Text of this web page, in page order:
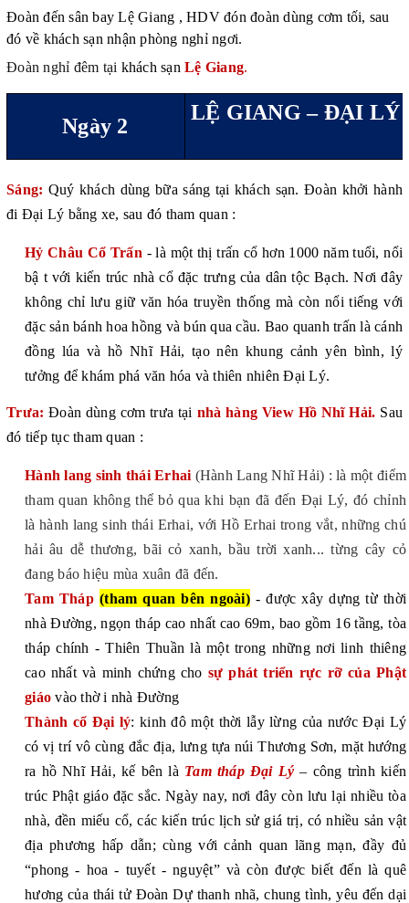
Đoàn đến sân bayLệ Giang , HDV đón đoàndùng cơm tối, sau
đó về khách sạn nhận phòng nghỉ ngơi.
Đoàn nghỉ đêm tại khách sạn Lệ Giang.
Ngày 2
LỆ GIANG –ĐẠI LÝ
Sáng: Quý khách dùng bữa sáng tại khách sạn. Đoàn khởi hành
đi Đại Lý bằng xe, sau đó tham quan :
Hỷ Châu Cổ Trấn - là một thị trấn cổ hơn 1000 năm tuổi, nổi
bậ t với kiến trúc nhà cổ đặc trưng của dân tộc Bạch. Nơi đây
không chỉ lưu giữ văn hóa truyền thống mà còn nổi tiếng với
đặc sản bánh hoa hồng và bún qua cầu. Bao quanh trấn là cánh
đồng lúa và hồ Nhĩ Hải, tạo nên khung cảnh yên bình, lý
tưởng để khám phá văn hóa và thiên nhiên Đại Lý.
Trưa: Đoàn dùng cơm trưa tại nhà hàng View Hồ Nhĩ Hải. Sau
đó tiếp tục tham quan :
Hành lang sinh thái Erhai (Hành Lang Nhĩ Hải) : là một điểm
tham quan không thể bỏ qua khi bạn đã đến Đại Lý, đó chỉnh
là hành lang sinh thái Erhai, với Hồ Erhai trong vắt, những chú
hải âu dễ thương, bãi cỏ xanh, bầu trời xanh... từng cây cỏ
đang báo hiệu mùa xuân đã đến.
Tam Tháp (tham quan bên ngoài) - được xây dựng từ thời
nhà Đường, ngọn tháp cao nhất cao 69m, bao gồm 16 tầng, tòa
tháp chính - Thiên Thuần là một trong những nơi linh thiêng
cao nhất và minh chứng cho sự phát triển rực rỡ của Phật
giáo vào thờ i nhà Đường
Thành cổ Đại lý: kinh đô một thời lẫy lừng của nước Đại Lý
có vị trí vô cùng đắc địa, lưng tựa núi Thương Sơn, mặt hướng
ra hồ Nhĩ Hải, kế bên là Tam tháp Đại Lý– công trình kiến
trúc Phật giáo đặc sắc. Ngày nay, nơi đây còn lưu lại nhiều tòa
nhà, đền miếu cổ, các kiến trúc lịch sử giá trị, có nhiều sản vật
địa phương hấp dẫn; cùng với cảnh quan lãng mạn, đầy đủ
“phong - hoa - tuyết - nguyệt” và còn được biết đến là quê
hương của thái tử Đoàn Dự thanh nhã, chung tình, yêu đến dại